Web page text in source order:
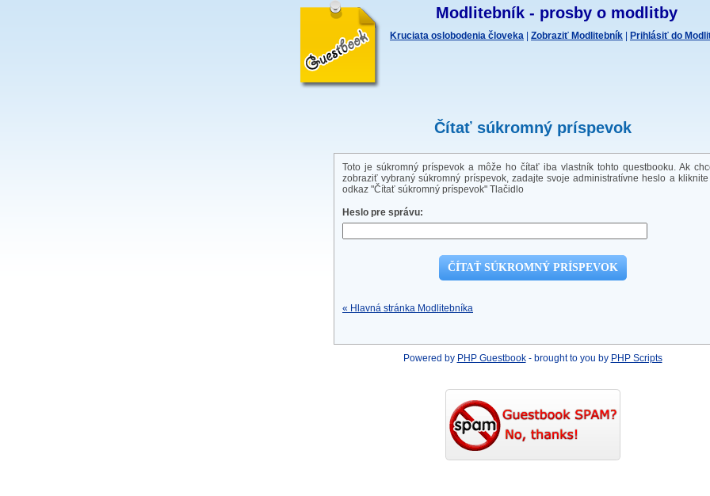
Modlitebník - prosby o modlitby
Kruciata oslobodenia človeka Zobraziť Modlitebník Prihlásiť do
Čítať súkromný príspevok
Toto je súkromný príspevok a môže ho čítať iba vlastník tohto questbooku. Ak
zobraziť vybraný súkromný príspevok, zadajte svoje administratívne heslo a
odkaz "Čítať súkromný príspevok" Tlačidlo
Heslo pre správu:
« Hlavná stránka Modlitebníka
Powered by PHP Guestbook- brought to you by PHP Scripts